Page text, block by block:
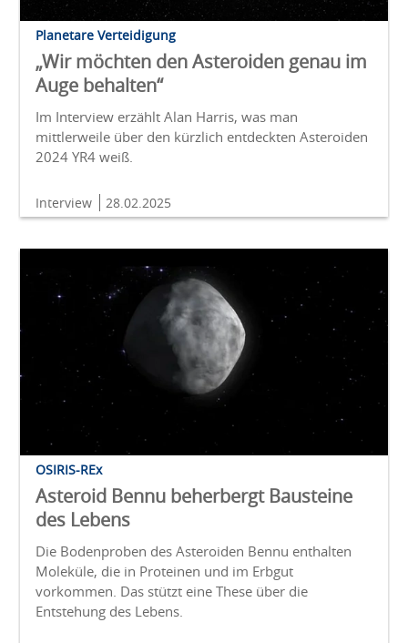
Planetare Verteidigung
„Wir möchten den Asteroiden genau im
Auge behalten“
Im Interview erzählt Alan Harris, was man
mittlerweile über den kürzlich entdeckten Asteroiden
2024 YR4 weiß.
Interview 28.02.2025
OSIRIS-REx
Asteroid Bennu beherbergt Bausteine
des Lebens
Die Bodenproben des Asteroiden Bennu enthalten
Moleküle, die in Proteinen und im Erbgut
vorkommen. Das stützt eine These über die
Entstehung des Lebens.